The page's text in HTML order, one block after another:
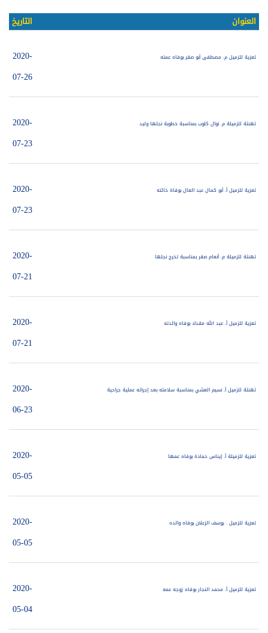
العنوان التاريخ
تعزية للزميل م. مصطفى أبو صقر بوفاه عمته
2020-
07-26
تهنئة للزميلة م. نوال كلوب بمناسبة خطوبة نجلها وليد
2020-
07-23
تعزية للزميل أ. أبو كمال عبد العال بوفاة خالته
2020-
07-23
تهنئة للزميلة م. أنعام صقر بمناسبة تخرج نجلها
2020-
07-21
تعزية للزميل أ. عبد الله مقداد بوفاه والدته
2020-
07-21
تهنئة للزميل أ. نسيم العشي بمناسبة سلامته بعد إجرائه عملية جراحية
2020-
06-23
تعزية للزميلة أ. إيناس حمادة بوفاه عمها
2020-
05-05
تعزية للزميل . يوسف الزعلان بوفاه والده
2020-
05-05
تعزية للزميل أ. محمد النجار بوفاه زوجه عمه
2020-
05-04